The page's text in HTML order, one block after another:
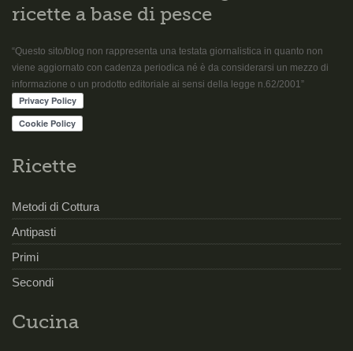
ricette a base di pesce
“Questo sito/blog non rappresenta una testata giornalistica in quanto non
viene aggiornato con cadenza periodica né è da considerarsi un mezzo di
informazione o un prodotto editoriale ai sensi della legge n.62/2001”
Ricette
Metodi di Cottura
Antipasti
Primi
Secondi
Cucina